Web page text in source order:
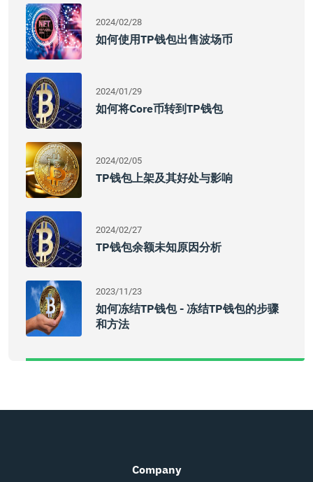
2024/02/28
如何使用TP钱包出售波场币
2024/01/29
如何将Core币转到TP钱包
2024/02/05
TP钱包上架及其好处与影响
2024/02/27
TP钱包余额未知原因分析
2023/11/23
如何冻结TP钱包 - 冻结TP钱包的步骤
和方法
Company